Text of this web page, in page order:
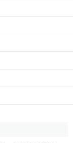
負債表、損益表
減變化，一律用
額。即對兩表項
調整分錄的目的
調整分錄通過
列明經營活動、
出量，為編製現
的直接目的。